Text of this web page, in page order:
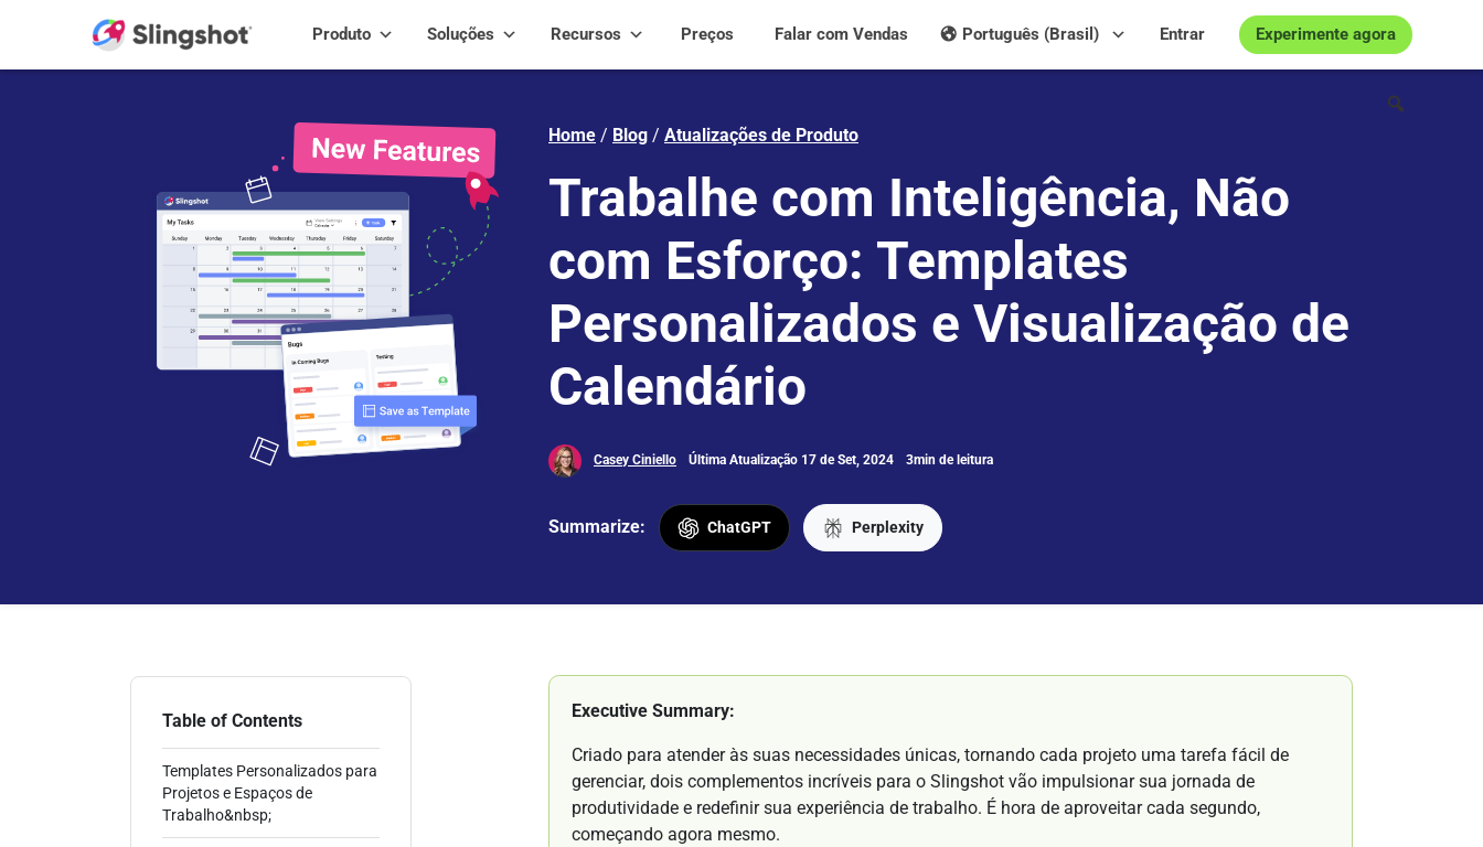
Produto Soluções Recursos Preços Experimente agora
Entrar
Português (Brasil)
Falar com Vendas
Home / Blog / Atualizações de Produto
Trabalhe com Inteligência, Não
com Esforço: Templates
Personalizados e Visualização de
Calendário
Casey Ciniello Última Atualização 17 de Set, 2024 3min de leitura
Summarize: ChatGPT Perplexity
Table of Contents
Templates Personalizados para
Projetos e Espaços de
Trabalho&nbsp;
Executive Summary:
Criado para atender às suas necessidades únicas, tornando cada projeto uma tarefa fácil de
gerenciar, dois complementos incríveis para o Slingshot vão impulsionar sua jornada de
produtividade e redefinir sua experiência de trabalho. É hora de aproveitar cada segundo,
começando agora mesmo.